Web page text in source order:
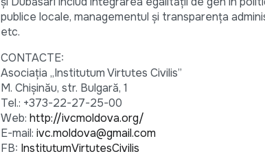
publice locale, managementul și transparența
etc.
CONTACTE:
Asociația „Institutum Virtutes Civilis”
M. Chișinău, str. Bulgară, 1
Tel.: +373-22-27-25-00
Web: http://ivcmoldova.org/
E-mail: ivc.moldova@gmail.com
FB: InstitutumVirtutesCivilis